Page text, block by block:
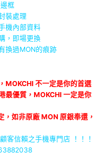
框
裝處理
機內部資料
，即場更換
換過MON的痕跡
MOKCHI 不一定是你的首選
最優質，MOKCHI 一定是你
如非原廠 MON 原銀奉還，
客信賴之手機專門店 ！！！